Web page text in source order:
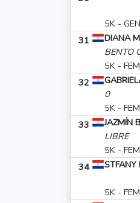
5K -
31
DIANA
BENTO
5K -
32
0
5K -
33
JAZMÍN
LIBRE
5K -
34
5K -